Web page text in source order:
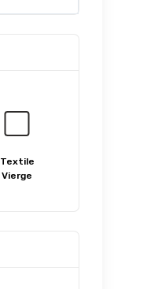
Textile
Vierge